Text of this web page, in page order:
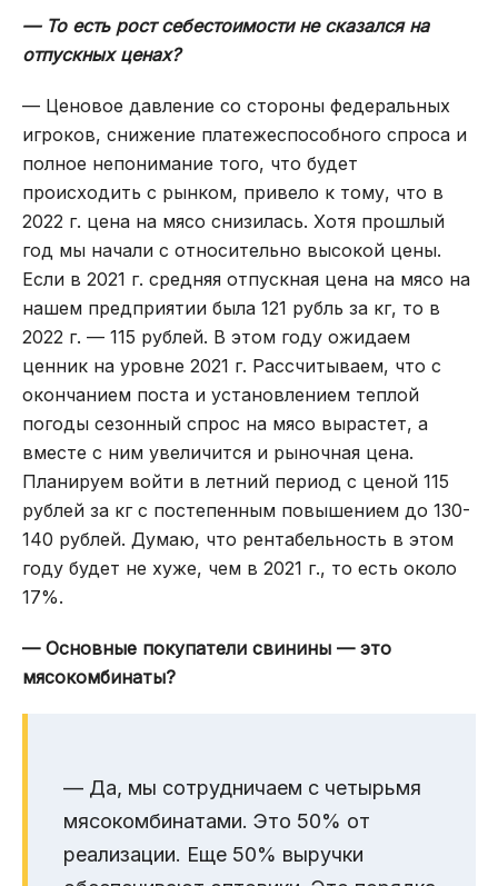
— То есть рост себестоимости не сказался на
отпускных ценах?
— Ценовое давление со стороны федеральных
игроков, снижение платежеспособного спроса и
полное непонимание того, что будет
происходить с рынком, привело к тому, что в
2022 г. цена на мясо снизилась. Хотя прошлый
год мы начали с относительно высокой цены.
Если в 2021 г. средняя отпускная цена на мясо на
нашем предприятии была 121 рубль за кг, то в
2022 г. — 115 рублей. В этом году ожидаем
ценник на уровне 2021 г. Рассчитываем, что с
окончанием поста и установлением теплой
погоды сезонный спрос на мясо вырастет, а
вместе с ним увеличится и рыночная цена.
Планируем войти в летний период с ценой 115
рублей за кг с постепенным повышением до 130-
140 рублей. Думаю, что рентабельность в этом
году будет не хуже, чем в 2021 г., то есть около
17%.
— Основные покупатели свинины — это
мясокомбинаты?
— Да, мы сотрудничаем с четырьмя
мясокомбинатами. Это 50% от
реализации. Еще 50% выручки